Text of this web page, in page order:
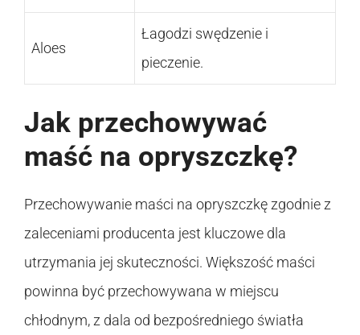
Aloes
Łagodzi swędzenie i
pieczenie.
Jak przechowywać
maść na opryszczkę?
Przechowywanie maści na opryszczkę zgodnie z
zaleceniami producenta jest kluczowe dla
utrzymania jej skuteczności. Większość maści
powinna być przechowywana w miejscu
chłodnym, z dala od bezpośredniego światła